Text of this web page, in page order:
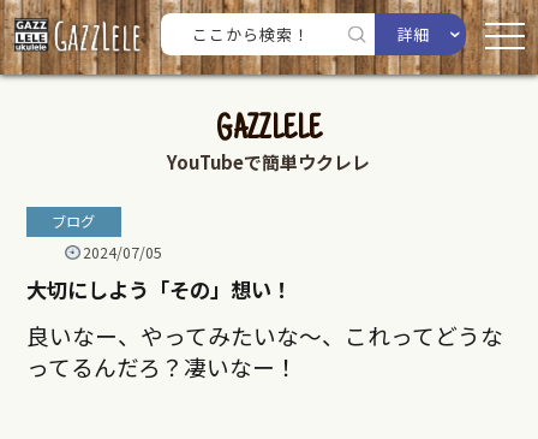
詳細
GAZZLELE
YouTubeで簡単ウクレレ
ブログ
2024/07/05
大切にしよう「その」想い！
良いなー、やってみたいな〜、これってどうな
ってるんだろ？凄いなー！